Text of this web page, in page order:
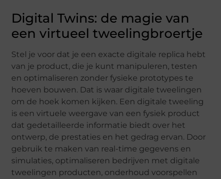
Digital Twins: de magie van
een virtueel tweelingbroertje
Stel je voor dat je een exacte digitale replica hebt
van je product, die je kunt manipuleren, testen
en optimaliseren zonder fysieke prototypes te
hoeven bouwen. Dat is waar digitale tweelingen
om de hoek komen kijken. Een digitale tweeling
is een virtuele weergave van een fysiek product
dat gedetailleerde informatie biedt over het
ontwerp, de prestaties en het gedrag ervan. Door
gebruik te maken van real-time gegevens en
simulaties, optimaliseren bedrijven met digitale
tweelingen producten, onderhoud voorspellen